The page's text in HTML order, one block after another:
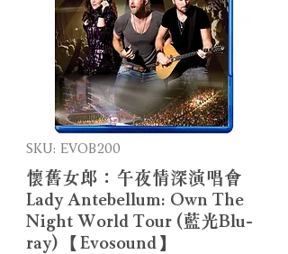
SKU: EVOB200
懷舊女郎：午夜情深演唱會
Lady Antebellum: Own The
Night World Tour (藍光Blu-
ray) 【Evosound】